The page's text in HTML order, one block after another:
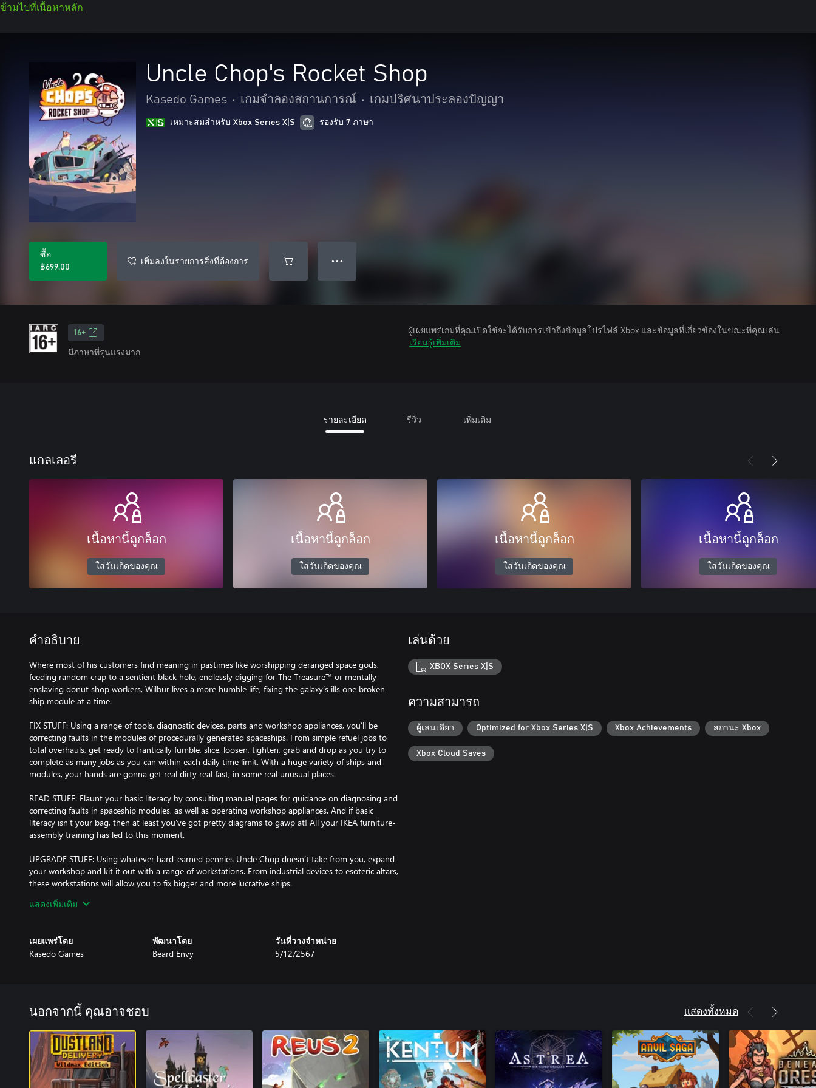
ข้ามไปที่เนื้อหาหลัก
Uncle Chop's Rocket Shop
Kasedo Games • เกมจำลองสถานการณ์ • เกมปริศนาประลองปัญญา
เหมาะสมสําหรับ Xbox Series X|S รองรับ 7 ภาษา
ซื้อ
฿699.00
เพิ่มลงในรายการสิ่งที่ต้องการ ● ● ●
16+
มีภาษาที่รุนแรงมาก
ผู้เผยแพร่เกมที่คุณเปิดใช้จะได้รับการเข้าถึงข้อมูลโปรไฟล์ Xbox และข้อมูลที่เกี่ยวข้องในขณะที่คุณเล่น
เรียนรู้เพิ่มเติม
รายละเอียด รีวิว เพิ่มเติม
แกลเลอรี
เนื้อหานี้ถูกล็อก
ใส่วันเกิดของคุณ
เนื้อหานี้ถูกล็อก
ใส่วันเกิดของคุณ
เนื้อหานี้ถูกล็อก
ใส่วันเกิดของคุณ
เนื้อหานี้ถูกล็อก
ใส่วันเกิดของคุณ
คำอธิบาย
Where most of his customers find meaning in pastimes like worshipping deranged space gods,
feeding random crap to a sentient black hole, endlessly digging for The Treasure™ or mentally
enslaving donut shop workers, Wilbur lives a more humble life, fixing the galaxy’s ills one broken
ship module at a time.
FIX STUFF: Using a range of tools, diagnostic devices, parts and workshop appliances, you’ll be
correcting faults in the modules of procedurally generated spaceships. From simple refuel jobs to
total overhauls, get ready to frantically fumble, slice, loosen, tighten, grab and drop as you try to
complete as many jobs as you can within each daily time limit. With a huge variety of ships and
modules, your hands are gonna get real dirty real fast, in some real unusual places.
READ STUFF: Flaunt your basic literacy by consulting manual pages for guidance on diagnosing and
correcting faults in spaceship modules, as well as operating workshop appliances. And if basic
literacy isn’t your bag, then at least you’ve got pretty diagrams to gawp at! All your IKEA furniture-
assembly training has led to this moment.
UPGRADE STUFF: Using whatever hard-earned pennies Uncle Chop doesn’t take from you, expand
your workshop and kit it out with a range of workstations. From industrial devices to esoteric altars,
these workstations will allow you to fix bigger and more lucrative ships.
TALK ABOUT STUFF: Interact with a diverse range of oddballs as you engage with both anthology-
their own inane agendas.
DO ALL THAT STUFF AGAIN, BUT BETTER: Meeting those escalating R.E.N.T payments ain’t gonna
be easy, but chin up, champ – certain station upgrades will persist across gameplay runs, making
life a little more tolerable every time around. You’ll also get faster and smarter the more you do the
thing, so keep doing the thing!
แสดงเพิ่มเติม
เผยแพร่โดย
Kasedo Games
พัฒนาโดย
Beard Envy
วันที่วางจำหน่าย
5/12/2567
เล่นด้วย
XBOX Series X|S
ความสามารถ
ผู้เล่นเดียว Optimized for Xbox Series X|S Xbox Achievements สถานะ Xbox
Xbox Cloud Saves
นอกจากนี้ คุณอาจชอบ แสดงทั้งหมด